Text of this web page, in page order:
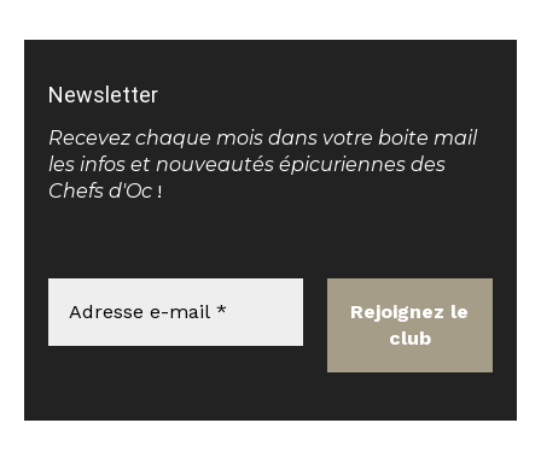
Newsletter
Recevez chaque mois dans votre boite mail
les infos et nouveautés épicuriennes des
Chefs d'Oc !